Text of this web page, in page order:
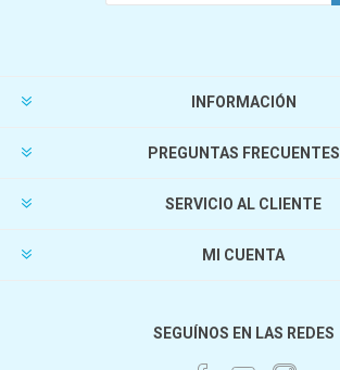
INFORMACIÓN
PREGUNTAS FRECUENTES
SERVICIO AL CLIENTE
MI CUENTA
SEGUÍNOS EN LAS REDES